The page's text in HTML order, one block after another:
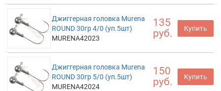
Джиггерная головка Murena
ROUND 30гр 4/0 (уп.5шт)
MURENA42023
135
руб.
Купить
Джиггерная головка Murena
ROUND 30гр 5/0 (уп.5шт)
MURENA42024
150
руб.
Купить